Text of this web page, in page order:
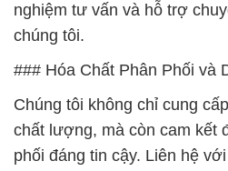
nghiệm tư vấn và hỗ trợ
chúng tôi.
### Hóa Chất Phân Phối và
Chúng tôi không chỉ cung
chất lượng, mà còn cam kết
phối đáng tin cậy. Liên hệ